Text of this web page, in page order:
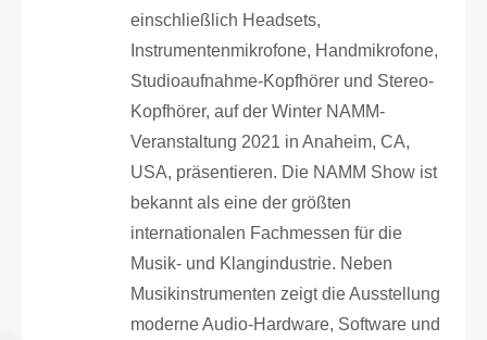
einschließlich Headsets,
Instrumentenmikrofone, Handmikrofone,
Studioaufnahme-Kopfhörer und Stereo-
Kopfhörer, auf der Winter NAMM-
Veranstaltung 2021 in Anaheim, CA,
USA, präsentieren. Die NAMM Show ist
bekannt als eine der größten
internationalen Fachmessen für die
Musik- und Klangindustrie. Neben
Musikinstrumenten zeigt die Ausstellung
moderne Audio-Hardware, Software und